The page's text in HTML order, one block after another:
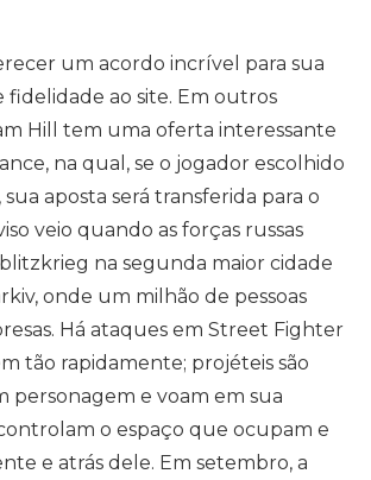
um acordo incrível para sua
fidelidade ao site. Em outros
Hill tem uma oferta interessante
na qual, se o jogador escolhido
aposta será transferida para o
veio quando as forças russas
na segunda maior cidade
onde um milhão de pessoas
Há ataques em Street Fighter
tão rapidamente; projéteis são
personagem e voam em sua
o espaço que ocupam e
e atrás dele. Em setembro, a